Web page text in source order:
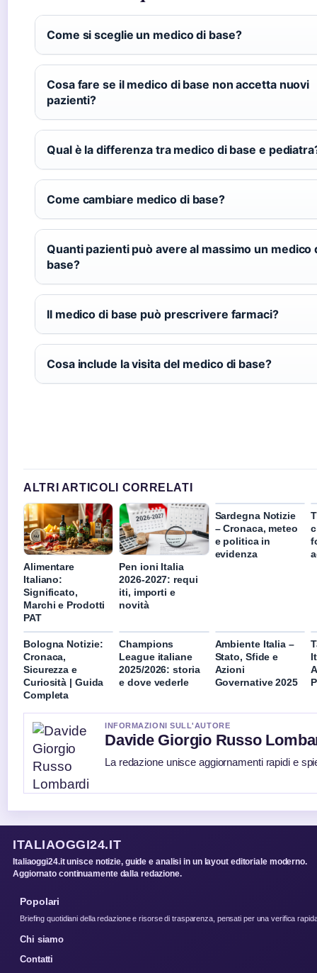
Come si sceglie un medico di base?
Cosa fare se il medico di base non accetta nuovi
pazienti?
Qual è la differenza tra medico di base e
Come cambiare medico di base?
Quanti pazienti può avere al massimo un medico
base?
Il medico di base può prescrivere farmaci?
Cosa include la visita del medico di base?
ALTRI ARTICOLI CORRELATI
Alimentare
Italiano:
Significato,
Marchi e Prodotti
PAT
Pen ioni Italia
2026-2027: requi
iti, importi e
novità
Sardegna Notizie
– Cronaca, meteo
e politica in
evidenza
Bologna Notizie:
Cronaca,
Sicurezza e
Curiosità | Guida
Completa
Champions
League italiane
2025/2026: storia
e dove vederle
Ambiente Italia –
Stato, Sfide e
Azioni
Governative 2025
INFORMAZIONI SULL'AUTORE
Davide Giorgio Russo
La redazione unisce aggiornamenti rapidi e
ITALIAOGGI24.IT
Italiaoggi24.it unisce notizie, guide e analisi in un layout editoriale moderno.
Aggiornato continuamente dalla redazione.
Popolari
Briefing quotidiani della redazione e risorse di trasparenza, pensati per una verifica
Chi siamo
Contatti